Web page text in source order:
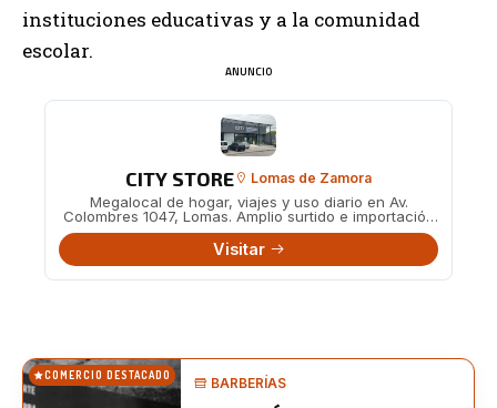
instituciones educativas y a la comunidad
escolar.
ANUNCIO
CITY STORE Lomas de Zamora
Megalocal de hogar, viajes y uso diario en Av.
Colombres 1047, Lomas. Amplio surtido e importación
directa.
Visitar
COMERCIO DESTACADO BARBERÍAS